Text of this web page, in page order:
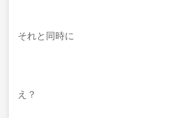
それと同時に
え？